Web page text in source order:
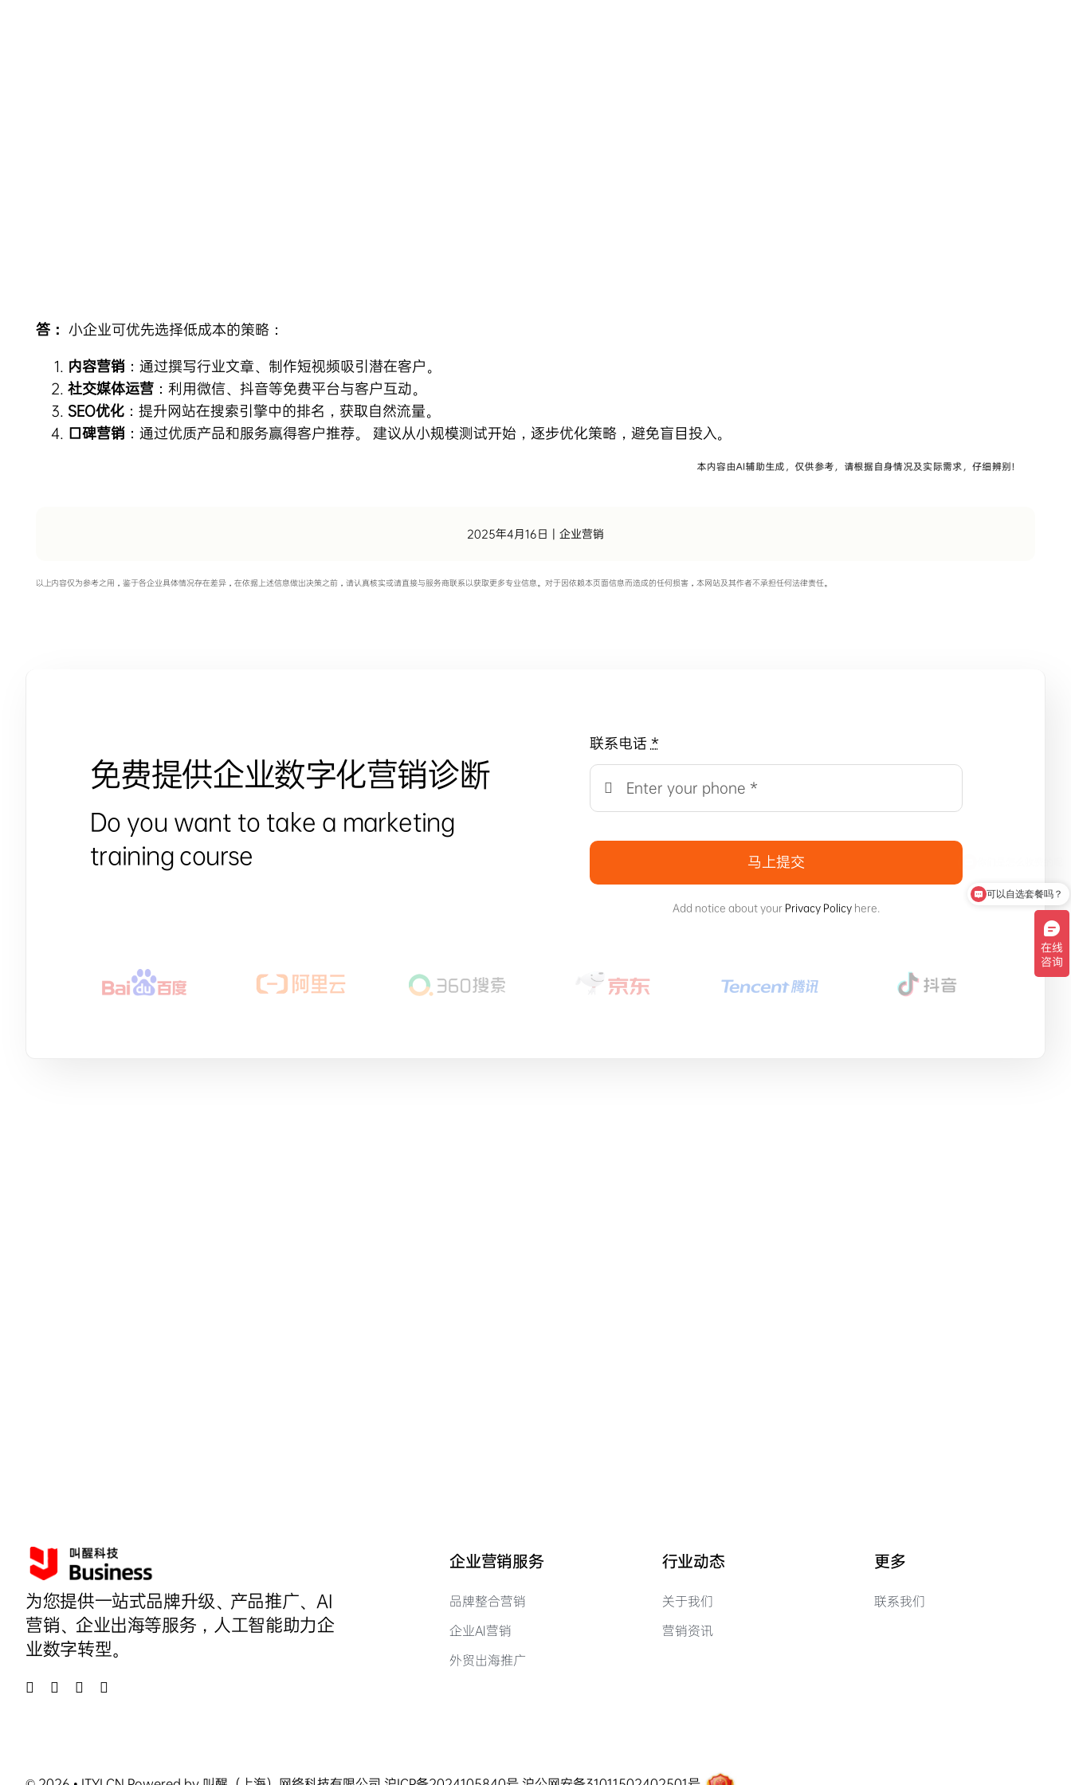
答： 小企业可优先选择低成本的策略：
内容营销：通过撰写行业文章、制作短视频吸引潜在客户。
社交媒体运营：利用微信、抖音等免费平台与客户互动。
SEO优化：提升网站在搜索引擎中的排名，获取自然流量。
口碑营销：通过优质产品和服务赢得客户推荐。 建议从小规模测试开始，逐步优化策略，避免盲目投入。
2025年4月16日 企业营销
以上内容仅为参考之用，鉴于各企业具体情况存在差异，在依据上述信息做出决策之前，请认真核实或请直接与服务商联系以获取更多专业信息。对于因依赖本页面信息而造成的任何损害，本网站及其作者不承担任何法律责任。
免费提供企业数字化营销诊断
Do you want to take a marketing
training course
联系电话*
马上提交
Add notice about your Privacy Policyhere.
为您提供一站式品牌升级、产品推广、AI
营销、企业出海等服务，人工智能助力企
业数字转型。
企业营销服务
品牌整合营销
企业AI营销
外贸出海推广
行业动态
关于我们
营销资讯
更多
联系我们
可以自选套餐吗？